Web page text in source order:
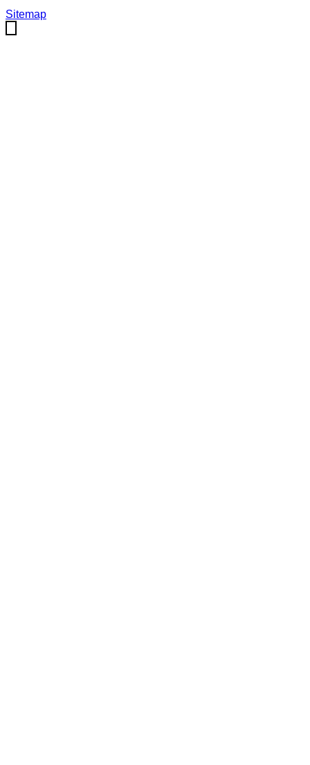
Sitemap